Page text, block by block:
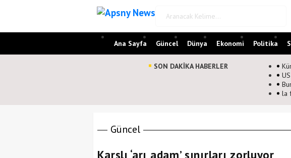
Ana Sayfa Güncel Dünya Ekonomi Politika
SON DAKİKA HABERLER
la
Güncel
Karslı ‘arı adam’ sınırları zorluyor